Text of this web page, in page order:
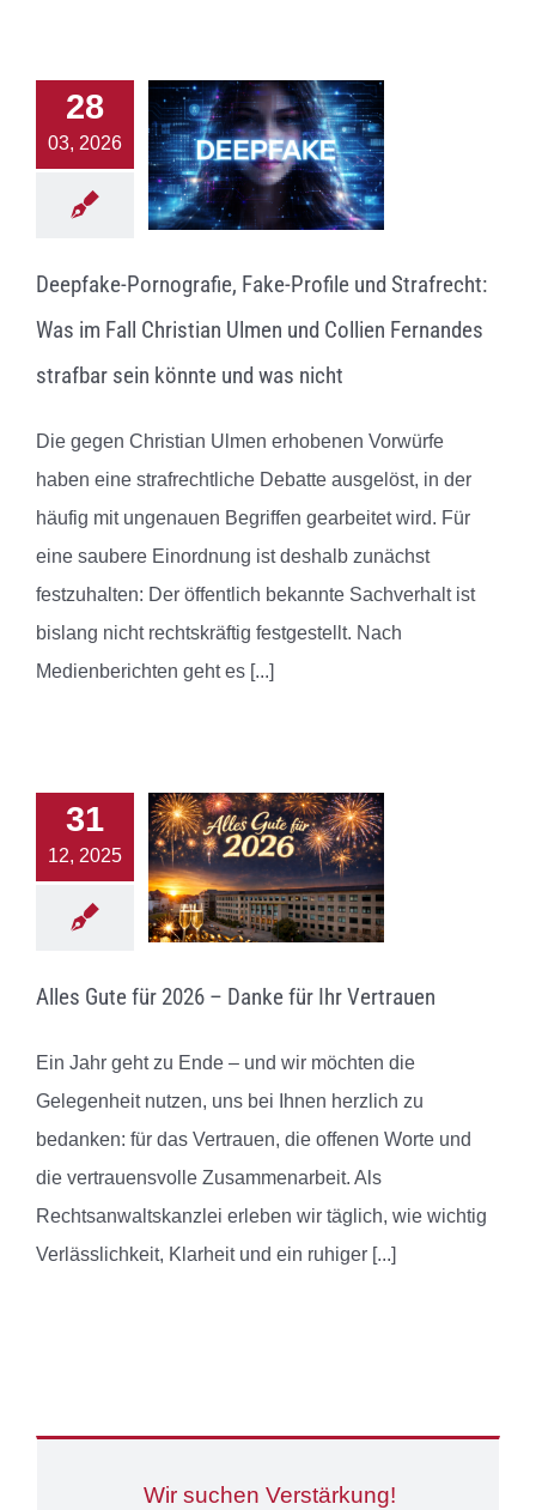
28
03, 2026
Deepfake-Pornografie, Fake-Profile und Strafrecht:
Was im Fall Christian Ulmen und Collien Fernandes
strafbar sein könnte und was nicht
Die gegen Christian Ulmen erhobenen Vorwürfe
haben eine strafrechtliche Debatte ausgelöst, in der
häufig mit ungenauen Begriffen gearbeitet wird. Für
eine saubere Einordnung ist deshalb zunächst
festzuhalten: Der öffentlich bekannte Sachverhalt ist
bislang nicht rechtskräftig festgestellt. Nach
Medienberichten geht es [...]
31
12, 2025
Alles Gute für 2026 – Danke für Ihr Vertrauen
Ein Jahr geht zu Ende – und wir möchten die
Gelegenheit nutzen, uns bei Ihnen herzlich zu
bedanken: für das Vertrauen, die offenen Worte und
die vertrauensvolle Zusammenarbeit. Als
Rechtsanwaltskanzlei erleben wir täglich, wie wichtig
Verlässlichkeit, Klarheit und ein ruhiger [...]
Wir suchen Verstärkung!